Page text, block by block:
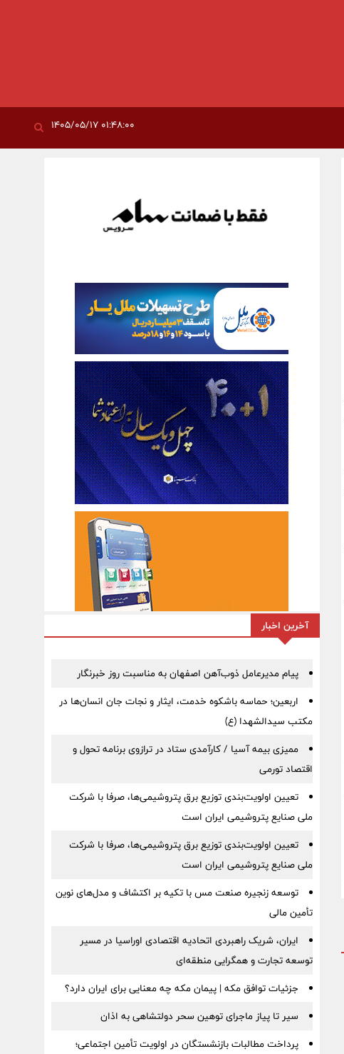
آخرین اخبار
پیام مدیرعامل ذوب‌آهن اصفهان به مناسبت روز خبرنگار
اربعین؛ حماسه باشکوه خدمت، ایثار و نجات جان انسان‌ها در
مکتب سیدالشهدا (ع)
ممیزی بیمه آسیا / کارآمدی ستاد در ترازوی برنامه تحول و
اقتصاد تورمی
تعیین اولویت‌بندی توزیع برق پتروشیمی‌ها، صرفا با شرکت
ملی صنایع پتروشیمی ایران است
تعیین اولویت‌بندی توزیع برق پتروشیمی‌ها، صرفا با شرکت
ملی صنایع پتروشیمی ایران است
توسعه زنجیره صنعت مس با تکیه بر اکتشاف و مدل‌های نوین
تأمین مالی
ایران، شریک راهبردی اتحادیه اقتصادی اوراسیا در مسیر
توسعه تجارت و همگرایی منطقه‌ای
جزئیات توافق مکه | پیمان مکه چه معنایی برای ایران دارد؟
سیر تا پیاز ماجرای توهین سحر دولتشاهی به اذان
پرداخت مطالبات بازنشستگان در اولویت تأمین اجتماعی؛